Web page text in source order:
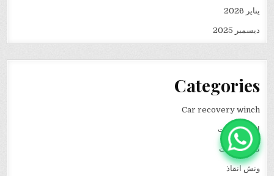
يناير 2026
ديسمبر 2025
Categories
Car recovery winch
انقاذ سيارات
نقل كرفانات
ونش انقاذ